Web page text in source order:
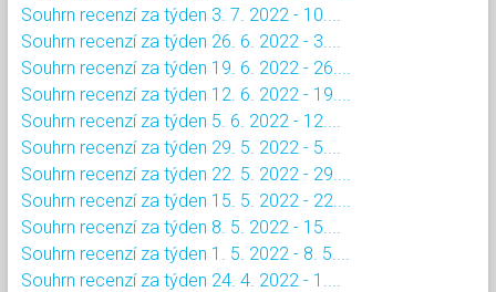
Souhrn recenzí za týden 3. 7. 2022 - 10....
Souhrn recenzí za týden 26. 6. 2022 - 3....
Souhrn recenzí za týden 19. 6. 2022 - 26....
Souhrn recenzí za týden 12. 6. 2022 - 19....
Souhrn recenzí za týden 5. 6. 2022 - 12....
Souhrn recenzí za týden 29. 5. 2022 - 5....
Souhrn recenzí za týden 22. 5. 2022 - 29....
Souhrn recenzí za týden 15. 5. 2022 - 22....
Souhrn recenzí za týden 8. 5. 2022 - 15....
Souhrn recenzí za týden 1. 5. 2022 - 8. 5....
Souhrn recenzí za týden 24. 4. 2022 - 1....